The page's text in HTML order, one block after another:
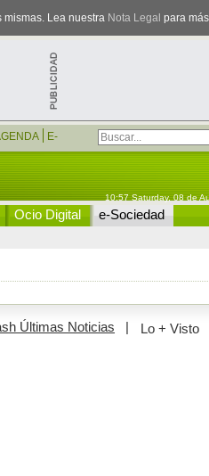
mismas. Lea nuestra Nota Legal para
E-
10:57 Saturday, 08 de
Ocio Digital e-Sociedad
Últimas Noticias | Lo + Visto